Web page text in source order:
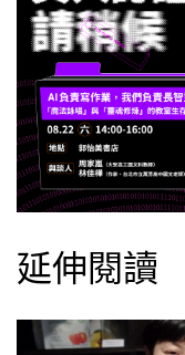
延伸閱讀